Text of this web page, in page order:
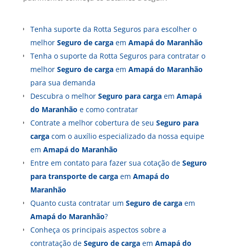
Tenha suporte da Rotta Seguros para escolher o
melhor Seguro de cargaem Amapá do Maranhão
Tenha o suporte da Rotta Seguros para contratar o
melhor Seguro de cargaem Amapá do Maranhão
para sua demanda
Descubra o melhor Seguro para cargaem Amapá
do Maranhão e como contratar
Contrate a melhor cobertura de seu Seguro para
cargacom o auxílio especializado da nossa equipe
em Amapá do Maranhão
Entre em contato para fazer sua cotação de Seguro
para transporte de cargaem Amapá do
Maranhão
Quanto custa contratar um Seguro de cargaem
Amapá do Maranhão?
Conheça os principais aspectos sobre a
contratação de Seguro de cargaem Amapá do